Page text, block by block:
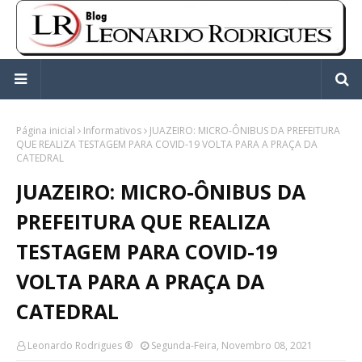
Página inicial Informativos
JUAZEIRO: MICRO-ÔNIBUS DA PREFEITURA
QUE REALIZA TESTAGEM PARA COVID-19 VOLTA PARA A PRAÇA DA
CATEDRAL
JUAZEIRO: MICRO-ÔNIBUS DA
PREFEITURA QUE REALIZA
TESTAGEM PARA COVID-19
VOLTA PARA A PRAÇA DA
CATEDRAL
Leonardo Rodrigues ® Segunda-Feira, Novembro 08, 2021